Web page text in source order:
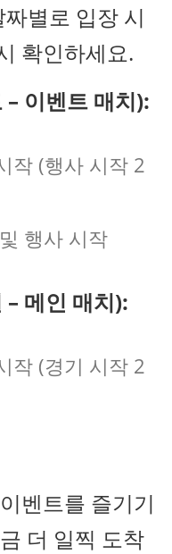
별로 입장 시
확인하세요.
이벤트 매치):
작 (행사 시작 2
행사 시작
메인 매치):
작 (경기 시작 2
벤트를 즐기기
더 일찍 도착